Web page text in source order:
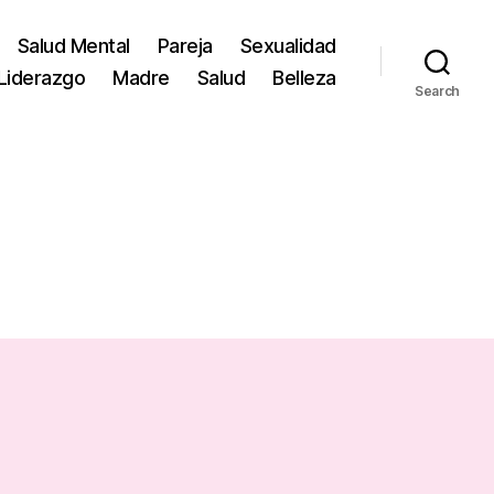
Salud Mental Pareja
Sexualidad
Madre Salud Belleza
Search